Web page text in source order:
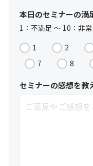
本日のセミナーの満
1：不満足 ～ 10：非
1
2
7
8
セミナーの感想を教